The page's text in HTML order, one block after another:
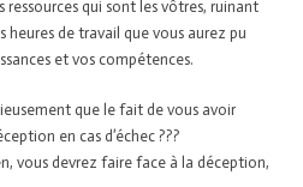
qui sont les vôtres, ruinant
de travail que vous aurez pu
et vos compétences.
que le fait de vous avoir
en cas d’échec ???
vous devrez faire face à la déception,